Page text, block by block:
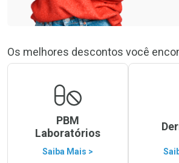
Os melhores descontos você
PBM
Laboratórios
Saiba Mais >